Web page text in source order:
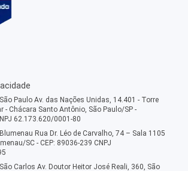
Paulo Av. das Nações Unidas, 14.401 - Torre
- Chácara Santo Antônio, São Paulo/SP -
62.173.620/0001-80
Rua Dr. Léo de Carvalho, 74 – Sala 1105
SC - CEP: 89036-239 CNPJ
Carlos Av. Doutor Heitor José Reali, 360, São